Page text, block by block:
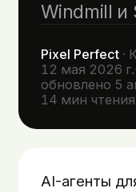
Windmill и
Pixel Perfect·
12 мая 2026 г.·
обновлено 5
14 мин чтения
AI-агенты